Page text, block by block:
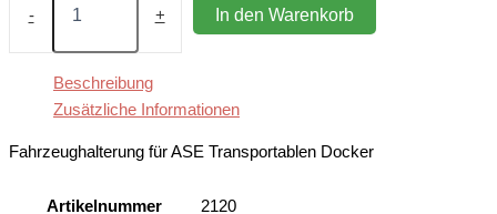
-
Fahrzeughalterung
Transportablen
Docker
+ In den Warenkorb
Beschreibung
Zusätzliche Informationen
Fahrzeughalterung für ASE Transportablen Docker
Artikelnummer
2120